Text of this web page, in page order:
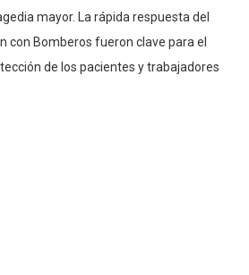
mayor. La rápida respuesta del
con Bomberos fueron clave para el
de los pacientes y trabajadores